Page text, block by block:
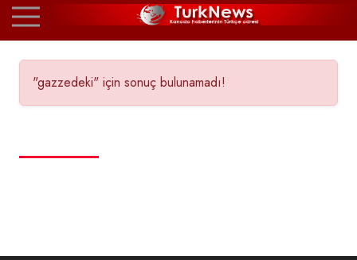
"gazzedeki" için sonuç bulunamadı!